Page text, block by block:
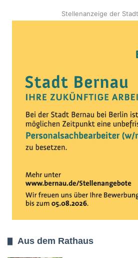
Stellenanzeige der
Aus dem Rathaus